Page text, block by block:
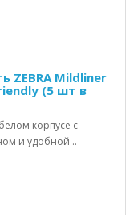
ZEBRA Mildliner
(5 шт в
корпусе с
и удобной ..